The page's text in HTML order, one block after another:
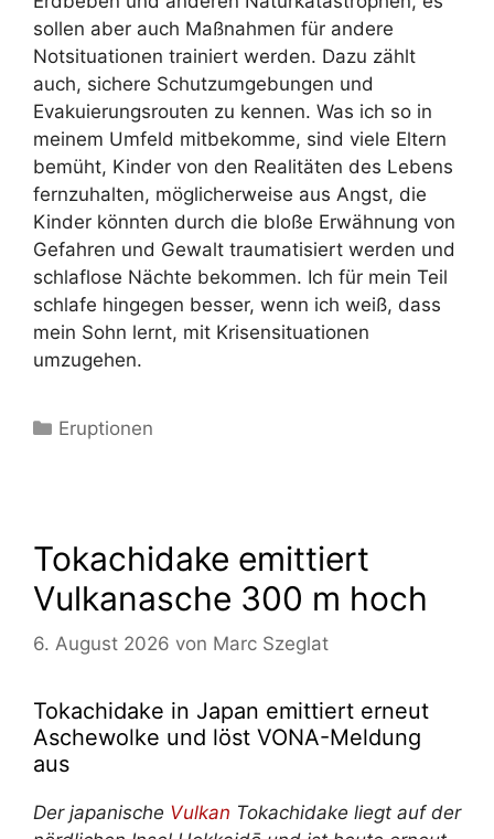
sollen aber auch Maßnahmen für andere
Notsituationen trainiert werden. Dazu zählt
auch, sichere Schutzumgebungen und
Evakuierungsrouten zu kennen. Was ich so in
meinem Umfeld mitbekomme, sind viele Eltern
bemüht, Kinder von den Realitäten des Lebens
fernzuhalten, möglicherweise aus Angst, die
Kinder könnten durch die bloße Erwähnung von
Gefahren und Gewalt traumatisiert werden und
schlaflose Nächte bekommen. Ich für mein Teil
schlafe hingegen besser, wenn ich weiß, dass
mein Sohn lernt, mit Krisensituationen
umzugehen.
Kategorien
Eruptionen
Tokachidake emittiert
Vulkanasche 300 m hoch
6. August 2026 von Marc Szeglat
Tokachidake in Japan emittiert erneut
Aschewolke und löst VONA-Meldung
aus
Der japanische Vulkan Tokachidake liegt auf der